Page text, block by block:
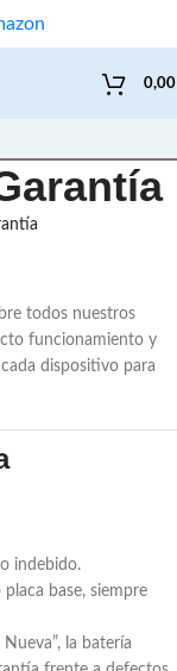
todos nuestros
funcionamiento y
dispositivo para
indebido.
base, siempre
la batería